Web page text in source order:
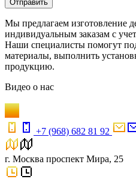
Отправить
Мы предлагаем изготовление
индивидуальным заказам с
Наши специалисты помогут
материалы, выполнить
продукцию.
Видео о нас
+7 (968) 682 81 92
г. Москва проспект Мира, 25